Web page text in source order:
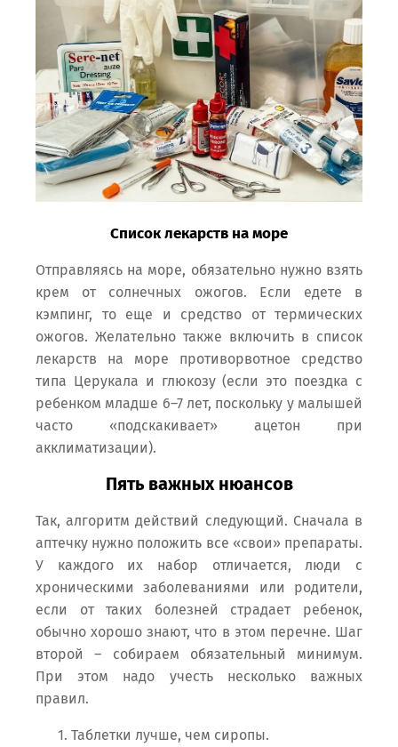
Список лекарств на море
Отправляясь на море, обязательно нужно взять
крем от солнечных ожогов. Если едете в
кэмпинг, то еще и средство от термических
ожогов. Желательно также включить в список
лекарств на море противорвотное средство
типа Церукала и глюкозу (если это поездка с
ребенком младше 6–7 лет, поскольку у малышей
часто «подскакивает» ацетон при
акклиматизации).
Пять важных нюансов
Так, алгоритм действий следующий. Сначала в
аптечку нужно положить все «свои» препараты.
У каждого их набор отличается, люди с
хроническими заболеваниями или родители,
если от таких болезней страдает ребенок,
обычно хорошо знают, что в этом перечне. Шаг
второй – собираем обязательный минимум.
При этом надо учесть несколько важных
правил.
Таблетки лучше, чем сиропы.